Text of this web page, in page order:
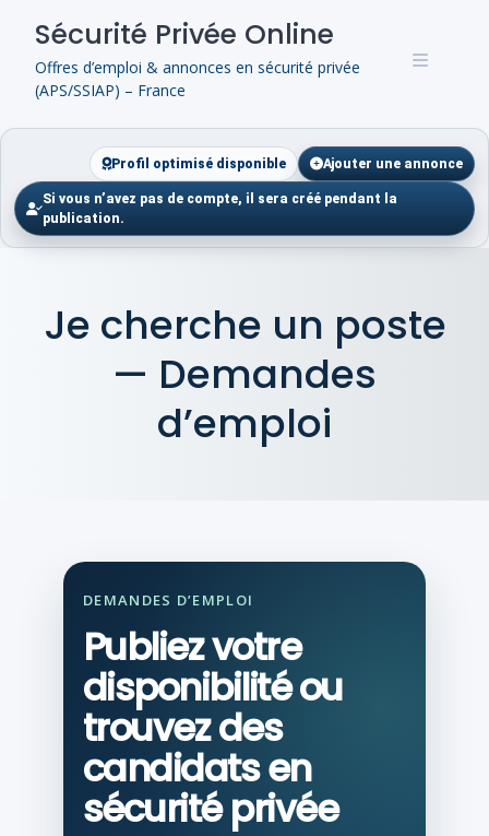
content
Sécurité Privée Online
Offres d’emploi & annonces en sécurité privée
(APS/SSIAP) – France
Profil optimisé disponible Ajouter une annonce
Si vous n’avez pas de compte, il sera créé pendant la
publication.
Je cherche un poste
— Demandes
d’emploi
DEMANDES D’EMPLOI
Publiez votre
disponibilité ou
trouvez des
candidats en
sécurité privée